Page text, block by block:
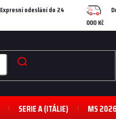
Expresní odeslání do 24
000 Kč
SERIE A (ITÁLIE) MS